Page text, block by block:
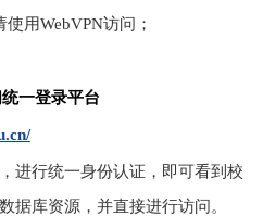
使用WebVPN访问；
一登录平台
进行统一身份认证，即可看到校
据库资源，并直接进行访问。